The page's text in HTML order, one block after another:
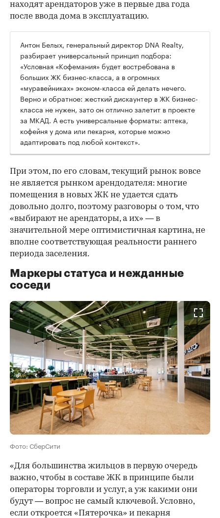
находят арендаторов уже в первые два года
после ввода дома в эксплуатацию.
Антон Белых, генеральный директор DNA Realty,
разбирает универсальный принцип подбора:
«Условная «Кофемания» будет востребована в
больших ЖК бизнес-класса, а в огромных
«муравейниках» эконом-класса ей делать нечего.
Верно и обратное: жесткий дискаунтер в ЖК бизнес-
класса не нужен, зато он отлично залетит в проекте
за МКАД. А есть универсальные форматы: аптека,
кофейня у дома или пекарня, которые можно
адаптировать под любой контекст».
При этом, по его словам, текущий рынок вовсе
не является рынком арендодателя: многие
помещения в новых ЖК не удается сдать
довольно долго, поэтому разговоры о том, что
«выбирают не арендаторы, а их» — в
значительной мере оптимистичная картина, не
вполне соответствующая реальности раннего
периода заселения.
Маркеры статуса и нежданные
соседи
Фото: СберСити
«Для большинства жильцов в первую очередь
важно, чтобы в составе ЖК в принципе были
операторы торговли и услуг, а уж какими они
будут — вопрос не самый ключевой. Условно,
если откроется «Пятерочка» и пекарня